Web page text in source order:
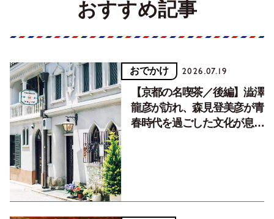
おすすめ記事
おでかけ 2026.07.19
【京都の名喫茶／後編】澁澤
龍彦が訪れ、森見登美彦が青
春時代を過ごした文化が息づ